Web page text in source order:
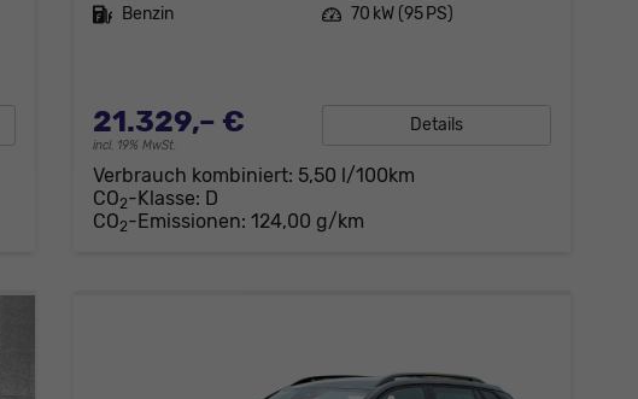
Kraftstoff Benzin Leistung 70 kW (95 PS)
21.329,– €
incl. 19% MwSt.
Details
Verbrauch kombiniert: 5,50 l/100km
CO2-Klasse: D
CO2-Emissionen: 124,00 g/km